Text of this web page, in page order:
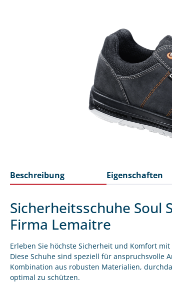
Beschreibung Eigenschaften
Sicherheitsschuhe Soul
Firma Lemaitre
Erleben Sie höchste Sicherheit und Komfort
Diese Schuhe sind speziell für anspruchsvolle
Kombination aus robusten Materialien,
optimal zu schützen.